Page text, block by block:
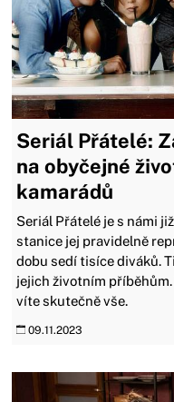
Seriál Přátelé:
na obyčejné
kamarádů
Seriál Přátelé je s námi
stanice jej pravidelně
dobu sedí tisíce diváků.
jejich životním příběhům.
víte skutečně vše.
09.11.2023